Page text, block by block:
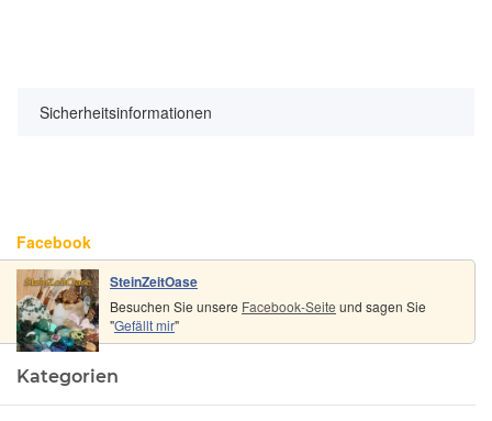
Sicherheitsinformationen
Facebook
SteinZeitOase
Besuchen Sie unsere Facebook-Seite und sagen Sie
"Gefällt mir"
Kategorien